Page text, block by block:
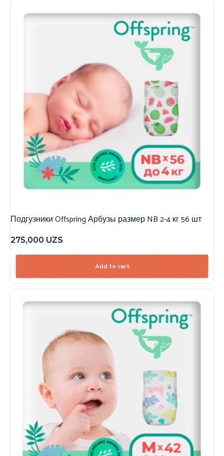
Подгузники Offspring Арбузы размер NB 2-4 кг 56 шт
275,000 UZS
Add to cart